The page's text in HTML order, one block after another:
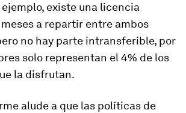
existe una licencia
a repartir entre ambos
no hay parte intransferible, por
solo representan el 4% de los
la disfrutan.
alude a que las políticas de